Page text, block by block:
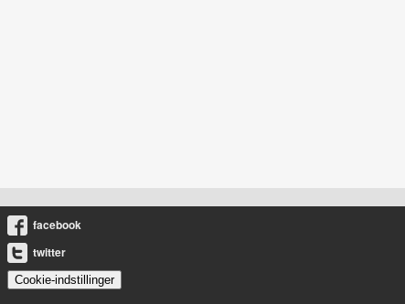
facebook
twitter
Cookie-indstillinger